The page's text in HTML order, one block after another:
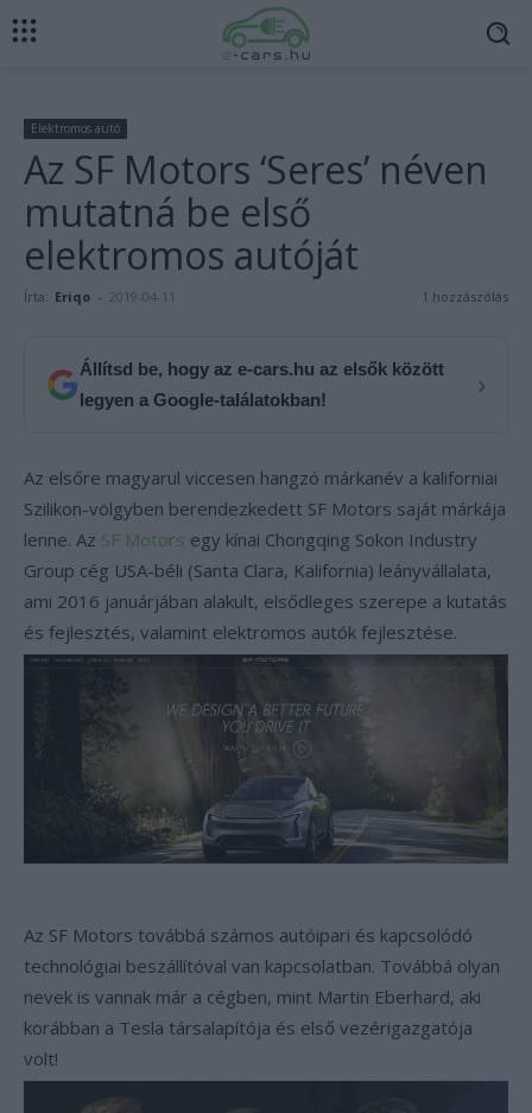
Elektromos autó
Az SF Motors ‘Seres’ néven
mutatná be első
elektromos autóját
Írta: Eriqo - 2019-04-11 1 hozzászólás
Állítsd be, hogy az e-cars.hu az elsők között
legyen a Google-találatokban!
›
Az elsőre magyarul viccesen hangzó márkanév a kaliforniai
Szilikon-völgyben berendezkedett SF Motors saját márkája
lenne. Az SF Motors egy kínai Chongqing Sokon Industry
Group cég USA-béli (Santa Clara, Kalifornia) leányvállalata,
ami 2016 januárjában alakult, elsődleges szerepe a kutatás
és fejlesztés, valamint elektromos autók fejlesztése.
Az SF Motors továbbá számos autóipari és kapcsolódó
technológiai beszállítóval van kapcsolatban. Továbbá olyan
nevek is vannak már a cégben, mint Martin Eberhard, aki
korábban a Tesla társalapítója és első vezérigazgatója
volt!